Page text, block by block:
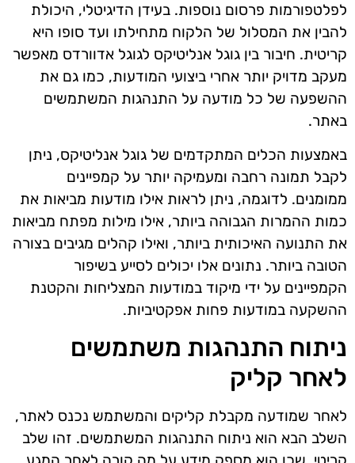
לפלטפורמות פרסום נוספות. בעידן הדיגיטלי, היכולת
להבין את המסלול של הלקוח מתחילתו ועד סופו היא
קריטית. חיבור בין גוגל אנליטיקס לגוגל אדוורדס מאפשר
מעקב מדויק יותר אחרי ביצועי המודעות, כמו גם את
ההשפעה של כל מודעה על התנהגות המשתמשים
באתר.
באמצעות הכלים המתקדמים של גוגל אנליטיקס, ניתן
לקבל תמונה רחבה ומעמיקה יותר על קמפיינים
ממומנים. לדוגמה, ניתן לראות אילו מודעות מביאות את
כמות ההמרות הגבוהה ביותר, אילו מילות מפתח מביאות
את התנועה האיכותית ביותר, ואילו קהלים מגיבים בצורה
הטובה ביותר. נתונים אלו יכולים לסייע בשיפור
הקמפיינים על ידי מיקוד במודעות המצליחות והקטנת
ההשקעה במודעות פחות אפקטיביות.
ניתוח התנהגות משתמשים
לאחר קליק
לאחר שמודעה מקבלת קליקים והמשתמש נכנס לאתר,
השלב הבא הוא ניתוח התנהגות המשתמשים. זהו שלב